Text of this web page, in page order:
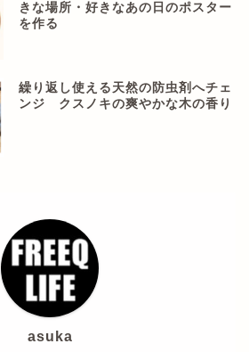
きな場所・好きなあの日のポスター
を作る
繰り返し使える天然の防虫剤へチェ
ンジ クスノキの爽やかな木の香り
asuka